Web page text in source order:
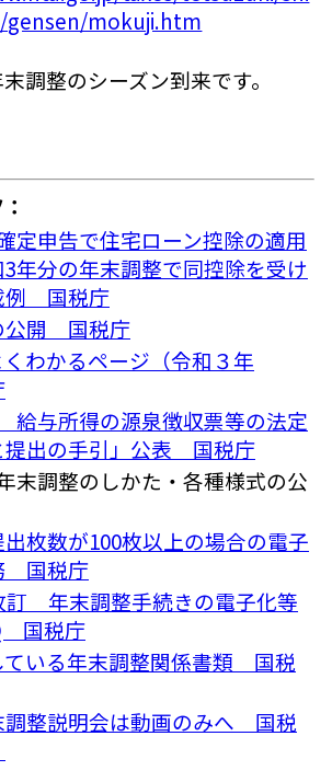
gensen/mokuji.htm
調整のシーズン到来です。
定申告で住宅ローン控除の適用
年分の年末調整で同控除を受け
例 国税庁
公開 国税庁
わかるページ（令和３年
給与所得の源泉徴収票等の法定
提出の手引」公表 国税庁
調整のしかた・各種様式の公
枚数が100枚以上の場合の電子
国税庁
訂 年末調整手続きの電子化等
国税庁
ている年末調整関係書類 国税
調整説明会は動画のみへ 国税